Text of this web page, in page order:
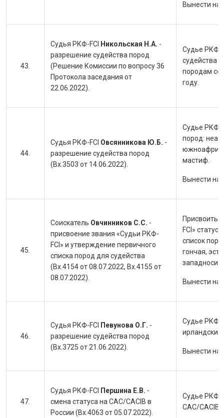
Вынести на
Судья РКФ-FCI Никольская Н.А. -
разрешение судейства пород
(Решение Комиссии по вопросу 36
Протокола заседания от
22.06.2022).
Судье РКФ-
судейства
породам
году.
Судья РКФ-FCI Овсянникова Ю.Б. -
разрешение судейства пород
(Вх.3503 от 14.06.2022).
Судье РКФ-
пород:
мастиф.
Вынести на
Соискатель Овчинников С.С. -
присвоение звания «Судьи РКФ-
FCI» и утверждение первичного
списка пород для судейства
(Вх.4154 от 08.07.2022, Вх.4155 от
08.07.2022).
Присвоить
FCI»
список
гончая,
Вынести на
Судья РКФ-FCI Певунова О.Г. -
разрешение судейства пород
(Вх.3725 от 21.06.2022).
Судье РКФ-
Вынести на
Судья РКФ-FCI Першина Е.В. -
смена статуса на CAC/CACIB в
России (Вх.4063 от 05.07.2022).
Судье РКФ-
CAC/CACIB